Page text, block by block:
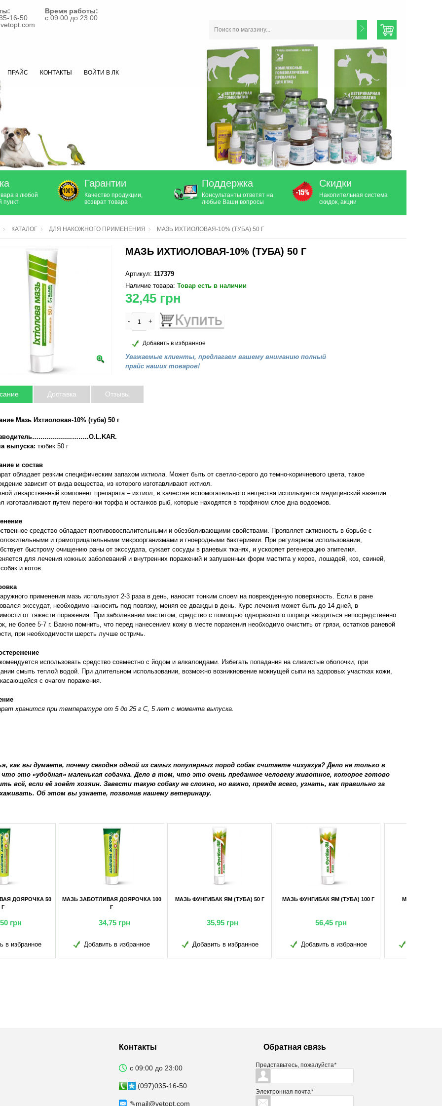
16-50
Время работы:
с 09:00 до 23:00
ПРАЙС КОНТАКТЫ ВОЙТИ В ЛК
в любой
пункт
Гарантии
Качество продукции,
возврат товара
Поддержка
Консультанты ответят на
любые Ваши вопросы
Скидки
Накопительная система
скидок, акции
КАТАЛОГ ДЛЯ НАКОЖНОГО ПРИМЕНЕНИЯ МАЗЬ ИХТИОЛОВАЯ-10% (ТУБА) 50 Г
МАЗЬ ИХТИОЛОВАЯ-10% (ТУБА) 50 Г
Артикул: 117379
Наличие товара: Товар есть в наличии
32,45 грн
- +
Добавить в избранное
Уважаемые клиенты, предлагаем вашему вниманию полный
прайс наших товаров!
Доставка Отзывы
Мазь Ихтиоловая-10% (туба) 50 г
выпуска: тюбик 50 г
и состав
обладает резким специфическим запахом ихтиола. Может быть от светло-серого до темно-коричневого цвета, такое
зависит от вида вещества, из которого изготавливают ихтиол.
лекарственный компонент препарата – ихтиол, в качестве вспомогательного вещества используется медицинский вазелин.
изготавливают путем перегонки торфа и останков рыб, которые находятся в торфяном слое дна водоемов.
средство обладает противовоспалительными и обезболивающими свойствами. Проявляет активность в борьбе с
и грамотрицательными микроорганизмами и гноеродными бактериями. При регулярном использовании,
быстрому очищению раны от экссудата, сужает сосуды в раневых тканях, и ускоряет регенерацию эпителия.
для лечения кожных заболеваний и внутренних поражений и запушенных форм мастита у коров, лошадей, коз, свиней,
и котов.
применения мазь используют 2-3 раза в день, наносят тонким слоем на поврежденную поверхность. Если в ране
экссудат, необходимо наносить под повязку, меняя ее дважды в день. Курс лечения может быть до 14 дней, в
от тяжести поражения. При заболевании маститом, средство с помощью одноразового шприца вводиться непосредственно
не более 5-7 г. Важно помнить, что перед нанесением кожу в месте поражения необходимо очистить от грязи, остатков раневой
при необходимости шерсть лучше остричь.
использовать средство совместно с йодом и алкалоидами. Избегать попадания на слизистые оболочки, при
смыть теплой водой. При длительном использовании, возможно возникновение мокнущей сыпи на здоровых участках кожи,
с очагом поражения.
хранится при температуре от 5 до 25 г С, 5 лет с момента выпуска.
как вы думаете, почему сегодня одной из самых популярных пород собак считаете чихуахуа? Дело не только в
это «удобная» маленькая собачка. Дело в том, что это очень преданное человеку животное, которое готово
всё, если её зовёт хозяин. Завести такую собаку не сложно, но важно, прежде всего, узнать, как правильно за
Об этом вы узнаете, позвонив нашему ветеринару.
ДОЯРОЧКА 100
34,75
в избранное
МАЗЬ ФУНГИБАК ЯМ (ТУБА) 50 Г
35,95
Добавить в избранное
МАЗЬ ФУНГИБАК ЯМ (ТУБА) 100 Г
56,45
Добавить в избранное
МАЗЬ ФУНГИБАК ЯМ 20 Г
15,60
Добавить в избранное
Контакты
с 09:00 до 23:00
(097)035-16-50
✎mail@vetopt.com
Обратная связь
Представьтесь, пожалуйста*
Электронная почта*